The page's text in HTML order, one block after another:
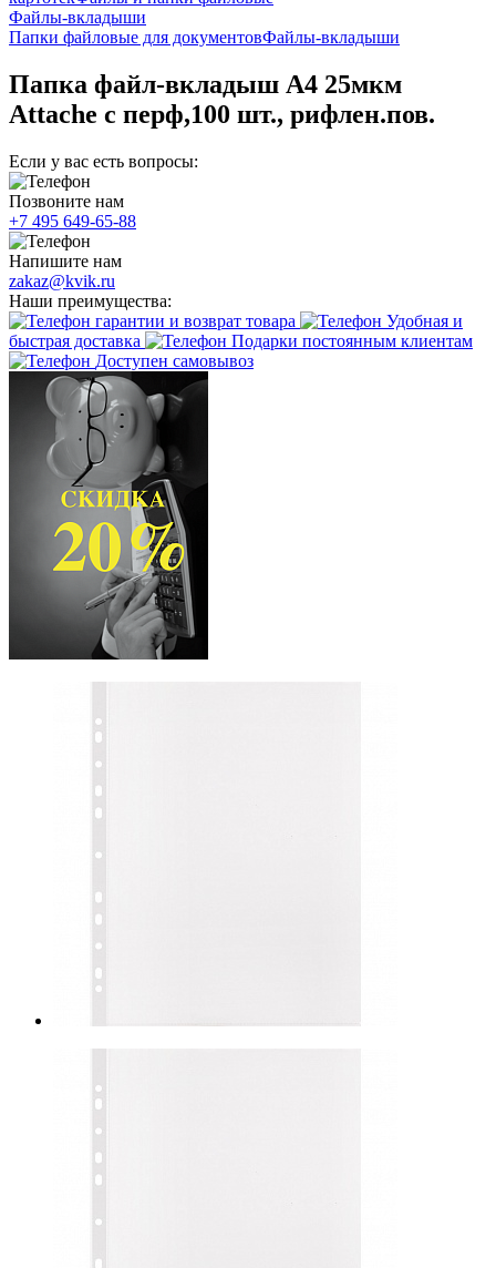
Файлы-вкладыши
Папки файловые для документовФайлы-вкладыши
Папка файл-вкладыш А4 25мкм
Attache с перф,100 шт., рифлен.пов.
Если у вас есть вопросы:
Позвоните нам
+7 495 649-65-88
Напишите нам
zakaz@kvik.ru
Наши преимущества:
гарантии и возврат товара
Удобная и
быстрая доставка
Подарки постоянным клиентам
Доступен самовывоз